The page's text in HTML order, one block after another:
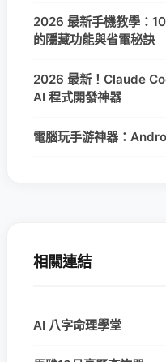
2026 最新手機教學：
的隱藏功能與省電秘訣
2026 最新！Claude
AI 程式開發神器
電腦玩手游神器：
相關連結
AI 八字命理學堂